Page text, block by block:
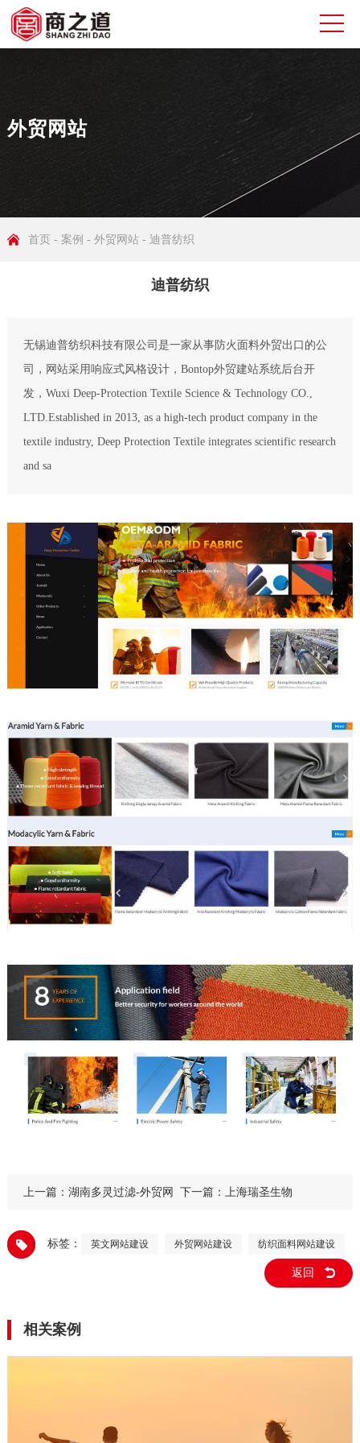
外贸网站
首页 - 案例 - 外贸网站- 迪普纺织
迪普纺织
无锡迪普纺织科技有限公司是一家从事防火面料外贸出口的公
司，网站采用响应式风格设计，Bontop外贸建站系统后台开
发，Wuxi Deep-Protection Textile Science & Technology CO.,
LTD.Established in 2013, as a high-tech product company in the
textile industry, Deep Protection Textile integrates scientific research
and sa
上一篇： 湖南多灵过滤-外贸网
站建设
下一篇： 上海瑞圣生物
标签： 英文网站建设 外贸网站建设 纺织面料网站建设
返回
相关案例